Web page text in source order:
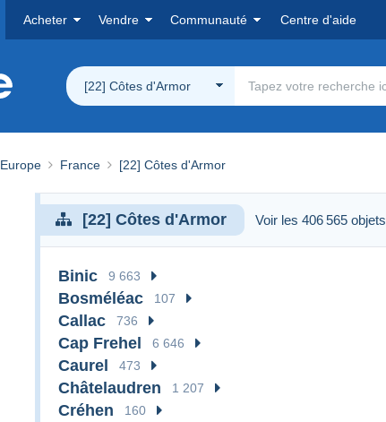
Acheter Vendre Communauté Centre d'aide
[22] Côtes d'Armor
Europe France [22] Côtes d'Armor
[22] Côtes d'Armor Voir les 406 565 objets
Binic 9 663
Bosméléac 107
Callac 736
Cap Frehel 6 646
Caurel 473
Châtelaudren 1 207
Créhen 160